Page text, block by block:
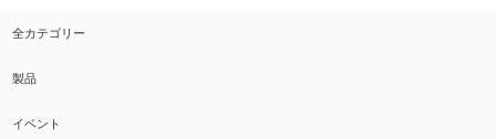
全カテゴリー
製品
イベント